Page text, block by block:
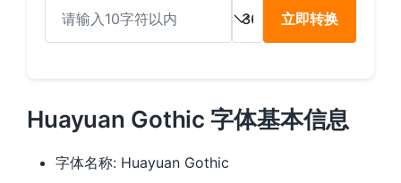
立即转换
Huayuan Gothic 字体基本信息
字体名称: Huayuan Gothic